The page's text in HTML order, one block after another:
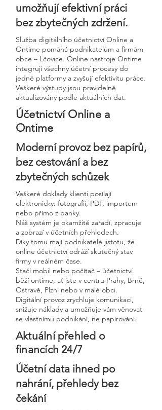
umožňují efektivní práci
bez zbytečných zdržení.
Služba digitálního účetnictví Online a
Ontime pomáhá podnikatelům a firmám
obce – Lčovice. Online nástroje Ontime
integrují všechny účetní procesy do
jedné platformy a zvyšují efektivitu práce.
Veškeré výstupy jsou pravidelně
aktualizovány podle aktuálních dat.
Účetnictví Online a
Ontime
Moderní provoz bez papírů,
bez cestování a bez
zbytečných schůzek
Veškeré doklady klienti posílají
elektronicky: fotografií, PDF, importem
nebo přímo z banky.
Náš systém je okamžitě zařadí, zpracuje
a zobrazí v účetních přehledech.
Díky tomu mají podnikatelé jistotu, že
online účetnictví odráží skutečný stav
firmy v reálném čase.
Stačí mobil nebo počítač – účetnictví
běží ontime, ať jste v centru Prahy, Brně,
Ostravě, Plzni nebo v malé obci.
Digitální provoz zrychluje komunikaci,
snižuje náklady a umožňuje vám věnovat
se vlastnímu podnikání, ne papírování.
Aktuální přehled o
financích 24/7
Účetní data ihned po
nahrání, přehledy bez
čekání